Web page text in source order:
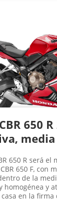
650 R
650 R será
650 F, con
de la
homogénea y
en la firma